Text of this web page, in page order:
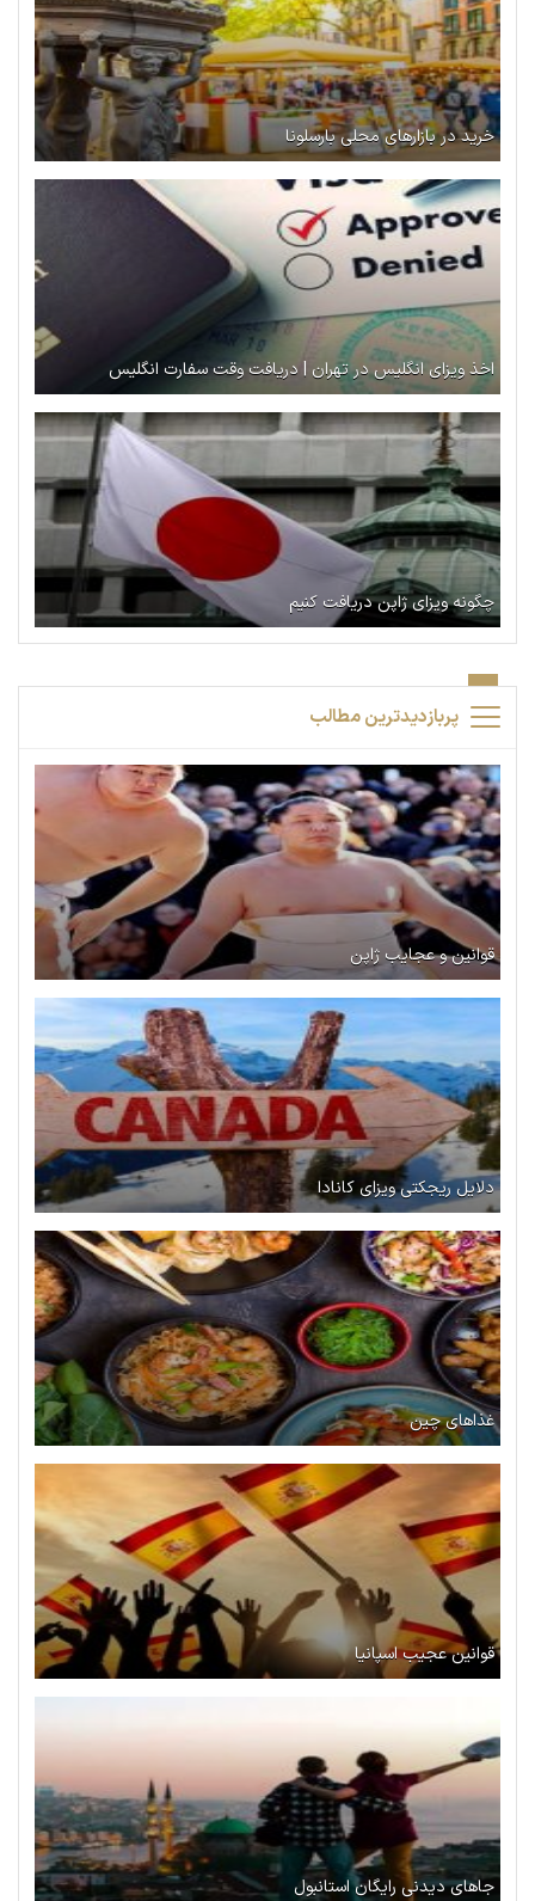
خرید در بازارهای محلی بارسلونا
اخذ ویزای انگلیس در تهران | دریافت وقت سفارت انگلیس
چگونه ویزای ژاپن دریافت کنیم
پربازدیدترین مطالب
قوانین و عجایب ژاپن
دلایل ریجکتی ویزای کانادا
غذاهای چین
قوانین عجیب اسپانیا
جاهای دیدنی رایگان استانبول